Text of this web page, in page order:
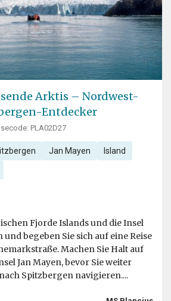
Arktis – Nordwest-
Entdecker
PLA02D27
Jan Mayen Island
Fjorde Islands und die Insel
begeben Sie sich auf eine Reise
Machen Sie Halt auf
Jan Mayen, bevor Sie weiter
Spitzbergen navigieren....